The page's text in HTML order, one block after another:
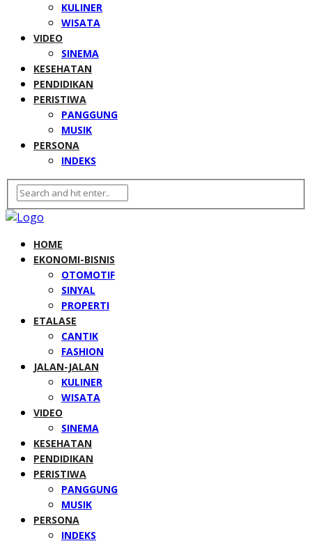
KULINER
WISATA
VIDEO
SINEMA
KESEHATAN
PENDIDIKAN
PERISTIWA
PANGGUNG
MUSIK
PERSONA
INDEKS
HOME
EKONOMI-BISNIS
OTOMOTIF
SINYAL
PROPERTI
ETALASE
CANTIK
FASHION
JALAN-JALAN
KULINER
WISATA
VIDEO
SINEMA
KESEHATAN
PENDIDIKAN
PERISTIWA
PANGGUNG
MUSIK
PERSONA
INDEKS